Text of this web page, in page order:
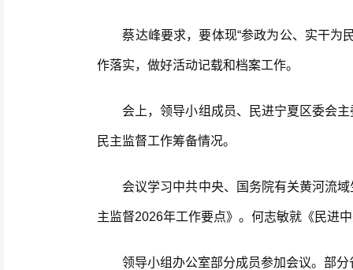
蔡达峰要求，要体现“参政为公、实干为民
作落实，做好活动记载和档案工作。
会上，领导小组成员、民进宁夏区委会主
民主监督工作筹备情况。
会议学习中共中央、国务院有关黄河流域
主监督2026年工作要点》。何志敏就《民进
领导小组办公室部分成员参加会议。部分